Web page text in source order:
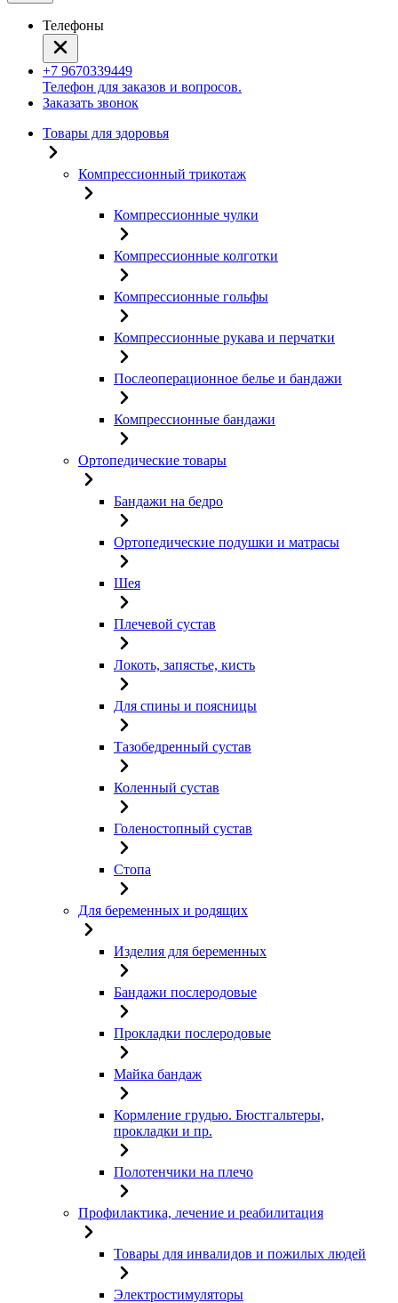
Телефоны
+7 9670339449
Телефон для заказов и вопросов.
Заказать звонок
Товары для здоровья
Компрессионный трикотаж
Компрессионные чулки
Компрессионные колготки
Компрессионные гольфы
Компрессионные рукава и перчатки
Послеоперационное белье и бандажи
Компрессионные бандажи
Ортопедические товары
Бандажи на бедро
Ортопедические подушки и матрасы
Шея
Плечевой сустав
Локоть, запястье, кисть
Для спины и поясницы
Тазобедренный сустав
Коленный сустав
Голеностопный сустав
Стопа
Для беременных и родящих
Изделия для беременных
Бандажи послеродовые
Прокладки послеродовые
Майка бандаж
Кормление грудью. Бюстгальтеры,
прокладки и пр.
Полотенчики на плечо
Профилактика, лечение и реабилитация
Товары для инвалидов и пожилых людей
Электростимуляторы